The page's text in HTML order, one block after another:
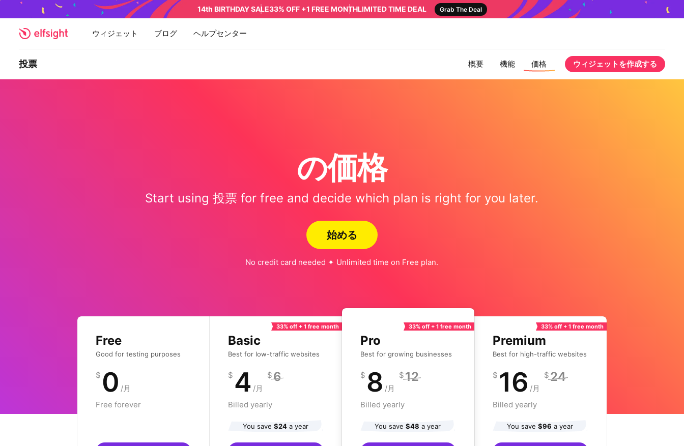
14th BIRTHDAY SALE33% OFF +1 FREE MONTHLIMITED TIME DEAL Grab The Deal
ウィジェット ブログ ヘルプセンター
投票 概要 機能 価格 ウィジェットを作成する
の価格
Start using 投票 for free and decide which plan is right for you later.
始める
No credit card needed ✦ Unlimited time on Free plan.
Free
Good for testing purposes
$ 0 /月
Free forever
Basic
Best for low-traffic websites
33% off + 1 free month
$ 4 /月
$6
Billed yearly
You save $24a year
Pro
Best for growing businesses
33% off + 1 free month
$ 8 /月
$12
Billed yearly
You save $48 a year
Premium
Best for high-traffic websites
33% off + 1 free month
$ 16 /月
$24
Billed yearly
You save $96 a year